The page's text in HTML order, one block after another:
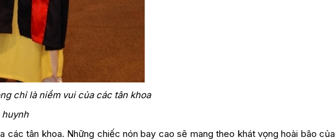
chỉ là niềm vui của các tân khoa
các tân khoa. Những chiếc nón bay cao sẽ mang theo khát vọng hoài bão của